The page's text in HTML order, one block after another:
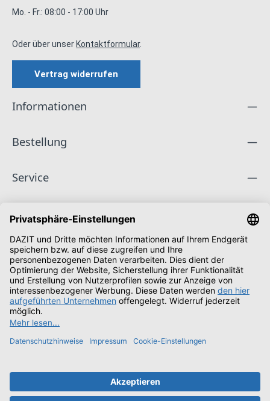
Mo. - Fr.: 08:00 - 17:00 Uhr
Oder über unserKontaktformular.
Vertrag widerrufen
Informationen
Bestellung
Service
Unternehmen
Folge uns
Zahlungsarten
Versandarten
Alle Preise inkl. gesetzl. Mehrwertsteuer zzgl.